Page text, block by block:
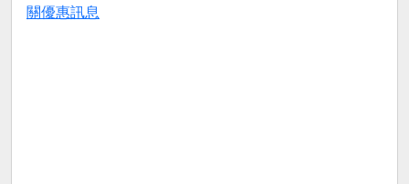
關優惠訊息